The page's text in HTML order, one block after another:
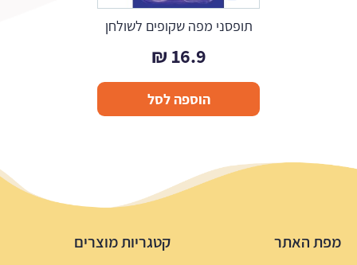
תופסני מפה שקופים לשולחן
16.9
₪
הוספה לסל
מפת האתר קטגריות מוצרים